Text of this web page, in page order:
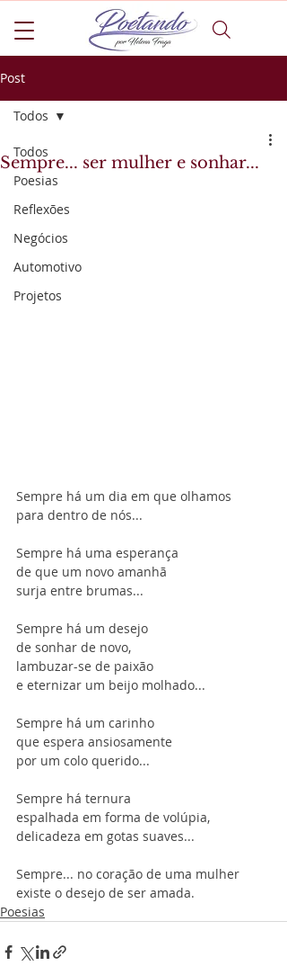
Post
Todos
Poesias
Reflexões
Negócios
Automotivo
Projetos
Todos
Sempre... ser mulher e sonhar...
Sempre há um dia em que olhamos
para dentro de nós...
Sempre há uma esperança
de que um novo amanhã
surja entre brumas...
Sempre há um desejo
de sonhar de novo,
lambuzar-se de paixão
e eternizar um beijo molhado...
Sempre há um carinho
que espera ansiosamente
por um colo querido...
Sempre há ternura
espalhada em forma de volúpia,
delicadeza em gotas suaves...
Sempre... no coração de uma mulher
existe o desejo de ser amada.
Poesias